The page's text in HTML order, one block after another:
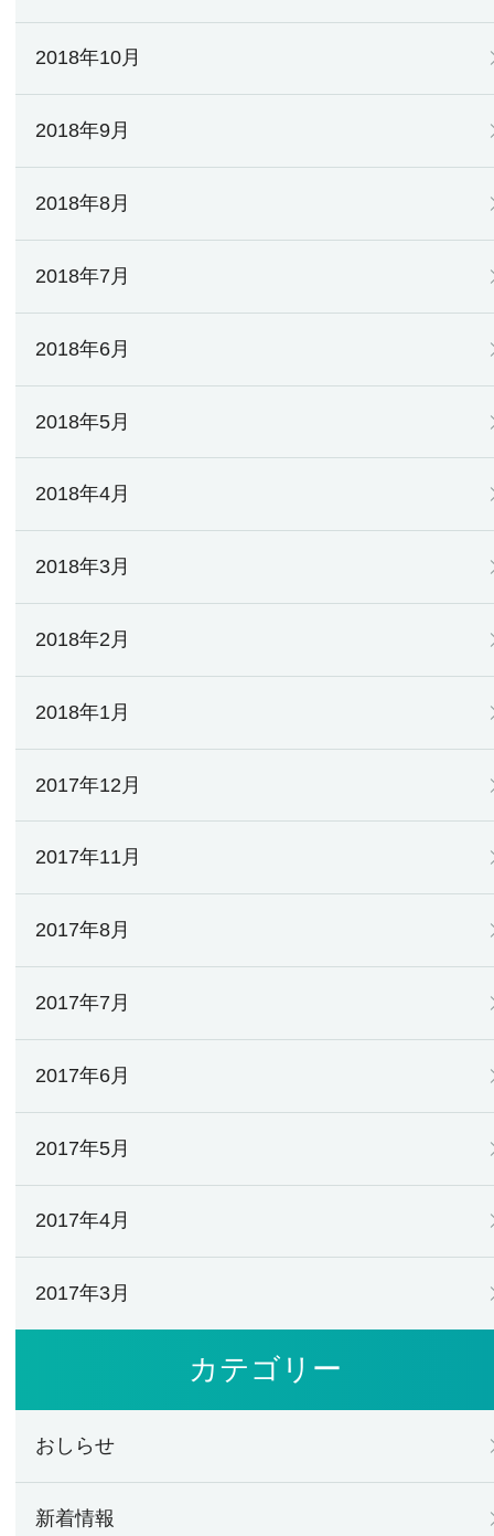
2018年10月
2018年9月
2018年8月
2018年7月
2018年6月
2018年5月
2018年4月
2018年3月
2018年2月
2018年1月
2017年12月
2017年11月
2017年8月
2017年7月
2017年6月
2017年5月
2017年4月
2017年3月
カテゴリー
おしらせ
新着情報